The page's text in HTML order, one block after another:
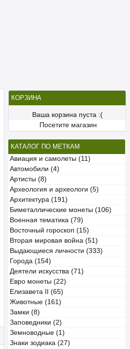
КОРЗИНА
Ваша корзина пуста :(
Посетите магазин
КАТАЛОГ ПО МЕТКАМ
Авиация и самолеты (11)
Автомобили (4)
Артисты (8)
Археология и археологи (5)
Архитектура (191)
Биметаллические монеты (106)
Военная тематика (79)
Восточный гороскоп (15)
Вторая мировая война (51)
Выдающиеся личности (333)
Города (154)
Деятели искусства (71)
Евро монеты (22)
Елизавета II (65)
Животные (161)
Замки (8)
Заповедники (2)
Земноводные (1)
Знаки зодиака (27)